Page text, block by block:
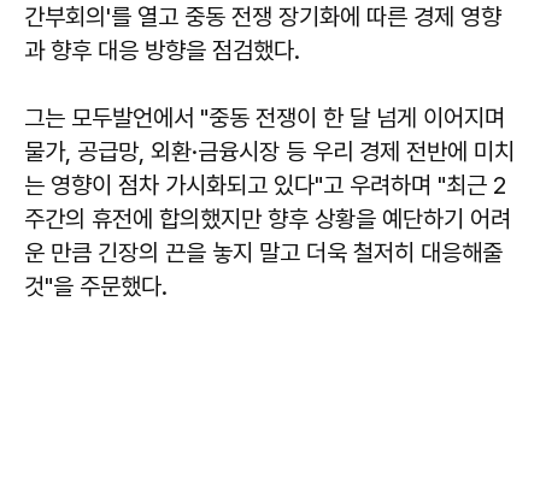
간부회의'를 열고 중동 전쟁 장기화에 따른 경제 영향
과 향후 대응 방향을 점검했다.
그는 모두발언에서 "중동 전쟁이 한 달 넘게 이어지며
물가, 공급망, 외환·금융시장 등 우리 경제 전반에 미치
는 영향이 점차 가시화되고 있다"고 우려하며 "최근 2
주간의 휴전에 합의했지만 향후 상황을 예단하기 어려
운 만큼 긴장의 끈을 놓지 말고 더욱 철저히 대응해줄
것"을 주문했다.